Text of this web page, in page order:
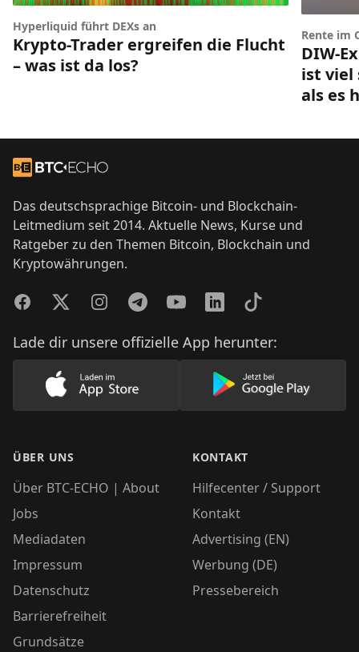
Hyperliquid führt DEXs an
Krypto-Trader ergreifen die Flucht
– was ist da los?
Rente im
DIW-
ist viel
als es
Zur Startseite
Das deutschsprachige Bitcoin- und Blockchain-
Leitmedium seit 2014. Aktuelle News, Kurse und
Ratgeber zu den Themen Bitcoin, Blockchain und
Kryptowährungen.
FacebookTwitterInstagramTelegramYouTubeLinkedInTikTok
Lade dir unsere offizielle App herunter:
Lade unsere App im AppStore herunter
Lade unsere
ÜBER UNS
Über BTC-ECHO | About
Jobs
Mediadaten
Impressum
Datenschutz
Barrierefreiheit
Grundsätze
KONTAKT
Hilfecenter / Support
Kontakt
Advertising (EN)
Werbung (DE)
Pressebereich